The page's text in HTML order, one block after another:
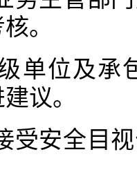
。
单位及承
议。
受安全目